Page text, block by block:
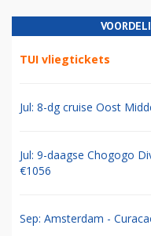
TUI vliegtickets
Jul: 8-dg cruise Oost
Jul: 9-daagse Chogogo
€1056
Sep: Amsterdam -